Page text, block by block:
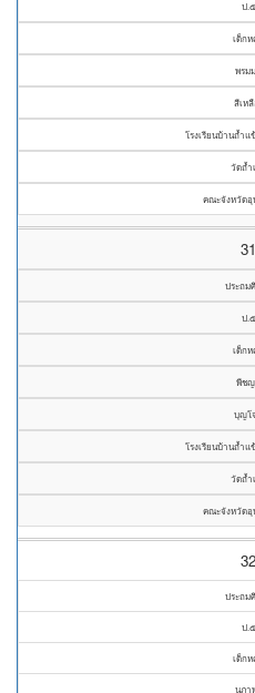
ป.๕
เด็ก
พรม
สีเห
โรงเรียนบ้านถ้ำ
วัดถ้ำ
คณะจังหวัดอุ
31
ประถม
ป.๕
เด็ก
พีช
บุญโ
โรงเรียนบ้านถ้ำ
วัดถ้ำ
คณะจังหวัดอุ
32
ประถม
ป.๕
เด็ก
นภา